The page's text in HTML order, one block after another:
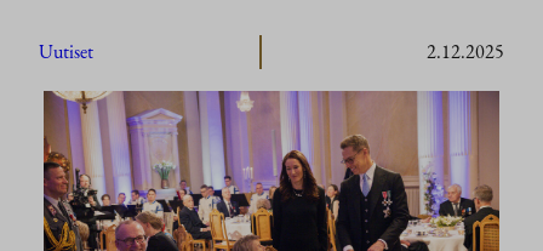
Uutiset 2.12.2025